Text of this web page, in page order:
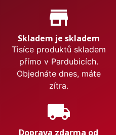
Proč nakupovat u nás?
store_mall_directory
Skladem je skladem
Tisíce produktů skladem
přímo v Pardubicích.
Objednáte dnes, máte
zítra.
local_shipping
Doprava zdarma od